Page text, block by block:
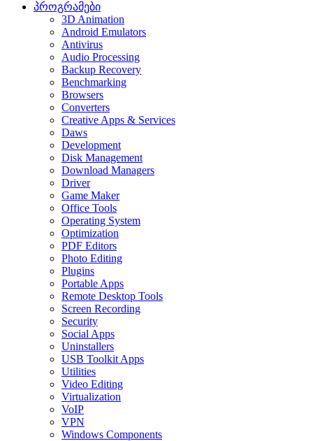
პროგრამები
3D Animation
Android Emulators
Antivirus
Audio Processing
Backup Recovery
Benchmarking
Browsers
Converters
Creative Apps & Services
Daws
Development
Disk Management
Download Managers
Driver
Game Maker
Office Tools
Operating System
Optimization
PDF Editors
Photo Editing
Plugins
Portable Apps
Remote Desktop Tools
Screen Recording
Security
Social Apps
Uninstallers
USB Toolkit Apps
Utilities
Video Editing
Virtualization
VoIP
VPN
Windows Components